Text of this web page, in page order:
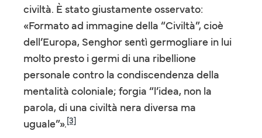
civiltà. È stato giustamente osservato:
«Formato ad immagine della “Civiltà”, cioè
dell’Europa, Senghor sentì germogliare in lui
molto presto i germi di una ribellione
personale contro la condiscendenza della
mentalità coloniale; forgia “l’idea, non la
parola, di una civiltà nera diversa ma
uguale”».[3]